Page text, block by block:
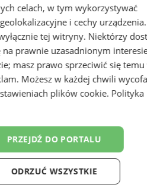
W Chorzowie
celach, w tym wykorzystywać
i cechy
tej witryny. Niektórzy
na prawnie uzasadnionym
masz prawo sprzeciwić się temu
. Możesz w każdej chwili
plików cookie. Polityka
PRZEJDŹ DO PORTALU
ODRZUĆ WSZYSTKIE